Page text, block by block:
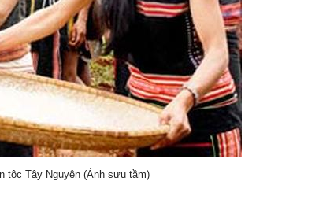
tộc Tây Nguyên (Ảnh sưu tầm)